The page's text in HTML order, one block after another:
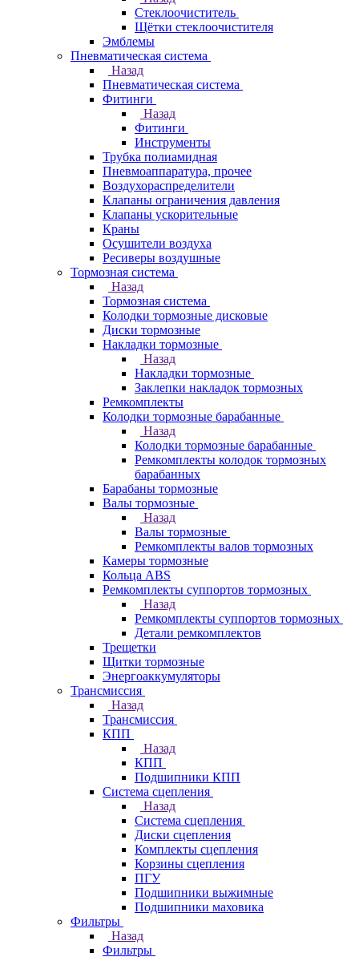
Стеклоочиститель
Щётки стеклоочистителя
Эмблемы
Пневматическая система
Назад
Пневматическая система
Фитинги
Назад
Фитинги
Инструменты
Трубка полиамидная
Пневмоаппаратура, прочее
Воздухораспределители
Клапаны ограничения давления
Клапаны ускорительные
Краны
Осушители воздуха
Ресиверы воздушные
Тормозная система
Назад
Тормозная система
Колодки тормозные дисковые
Диски тормозные
Накладки тормозные
Назад
Накладки тормозные
Заклепки накладок тормозных
Ремкомплекты
Колодки тормозные барабанные
Назад
Колодки тормозные барабанные
Ремкомплекты колодок тормозных
барабанных
Барабаны тормозные
Валы тормозные
Назад
Валы тормозные
Ремкомплекты валов тормозных
Камеры тормозные
Кольца ABS
Ремкомплекты суппортов тормозных
Назад
Ремкомплекты суппортов тормозных
Детали ремкомплектов
Трещетки
Щитки тормозные
Энергоаккумуляторы
Трансмиссия
Назад
Трансмиссия
КПП
Назад
КПП
Подшипники КПП
Система сцепления
Назад
Система сцепления
Диски сцепления
Комплекты сцепления
Корзины сцепления
ПГУ
Подшипники выжимные
Подшипники маховика
Фильтры
Назад
Фильтры